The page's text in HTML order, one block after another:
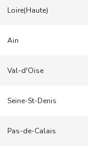
Loire(Haute)
Ain
Val-d'Oise
Seine-St-Denis
Pas-de-Calais